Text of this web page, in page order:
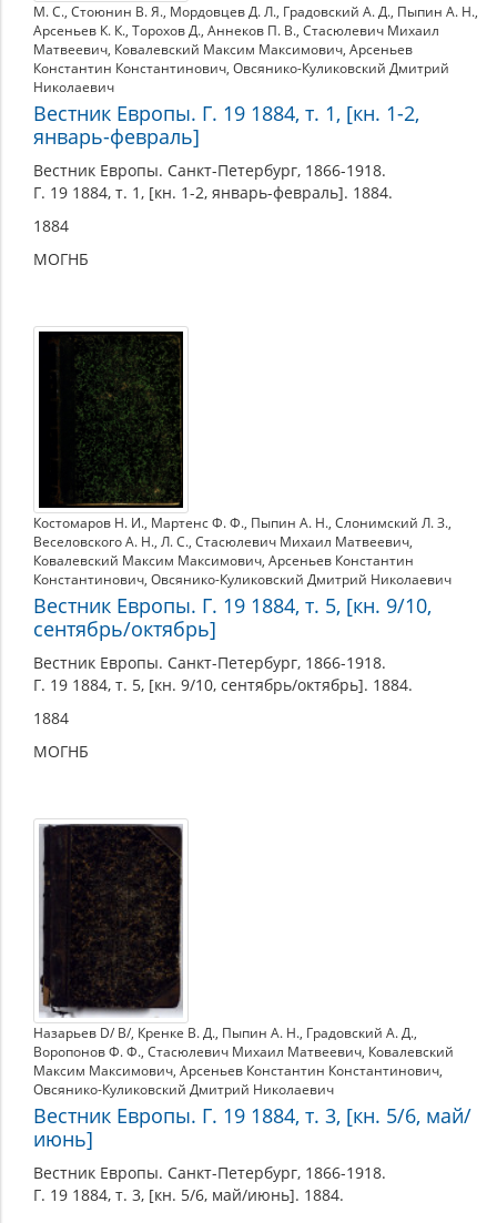
М. С., Стоюнин В. Я., Мордовцев Д. Л., Градовский А. Д., Пыпин А. Н.,
Арсеньев К. К., Торохов Д., Аннеков П. В., Стасюлевич Михаил
Матвеевич, Ковалевский Максим Максимович, Арсеньев
Константин Константинович, Овсянико-Куликовский Дмитрий
Николаевич
Вестник Европы. Г. 19 1884, т. 1, [кн. 1-2,
январь-февраль]
Вестник Европы. Санкт-Петербург, 1866-1918.
Г. 19 1884, т. 1, [кн. 1-2, январь-февраль]. 1884.
1884
МОГНБ
Костомаров Н. И., Мартенс Ф. Ф., Пыпин А. Н., Слонимский Л. З.,
Веселовского А. Н., Л. С., Стасюлевич Михаил Матвеевич,
Ковалевский Максим Максимович, Арсеньев Константин
Константинович, Овсянико-Куликовский Дмитрий Николаевич
Вестник Европы. Г. 19 1884, т. 5, [кн. 9/10,
сентябрь/октябрь]
Вестник Европы. Санкт-Петербург, 1866-1918.
Г. 19 1884, т. 5, [кн. 9/10, сентябрь/октябрь]. 1884.
1884
МОГНБ
Назарьев D/ B/, Кренке В. Д., Пыпин А. Н., Градовский А. Д.,
Воропонов Ф. Ф., Стасюлевич Михаил Матвеевич, Ковалевский
Максим Максимович, Арсеньев Константин Константинович,
Овсянико-Куликовский Дмитрий Николаевич
Вестник Европы. Г. 19 1884, т. 3, [кн. 5/6, май/
июнь]
Вестник Европы. Санкт-Петербург, 1866-1918.
Г. 19 1884, т. 3, [кн. 5/6, май/июнь]. 1884.